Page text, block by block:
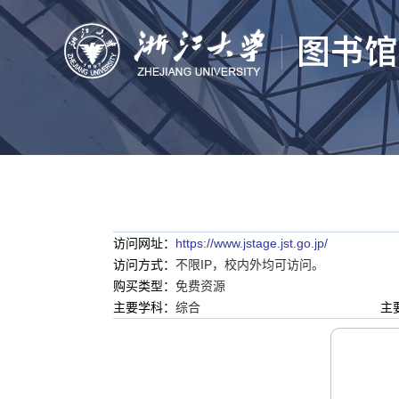
访问网址： https://www.jstage.jst.go.jp/
访问方式： 不限IP，校内外均可访问。
购买类型： 免费资源
主要学科： 综合 主